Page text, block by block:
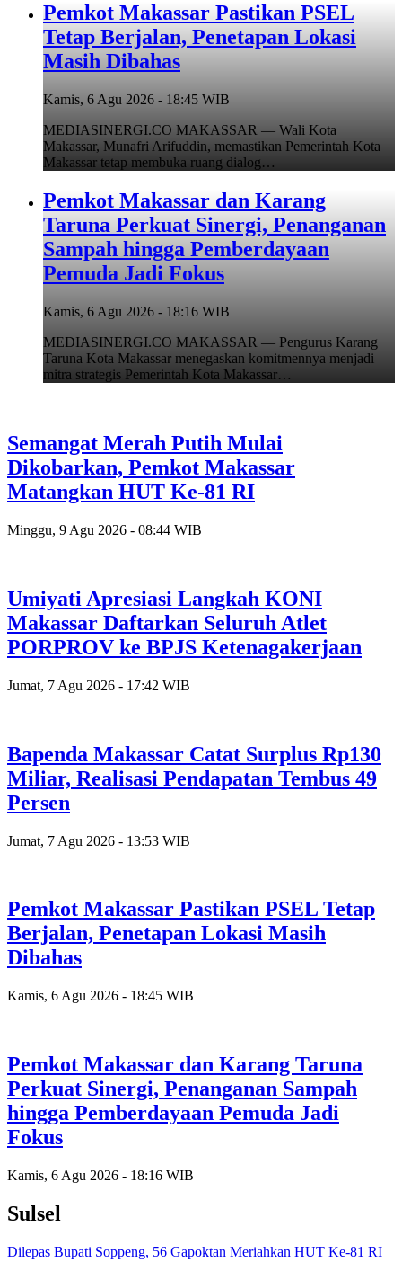
Pemkot Makassar Pastikan PSEL
Tetap Berjalan, Penetapan Lokasi
Masih Dibahas
Kamis, 6 Agu 2026 - 18:45 WIB
MEDIASINERGI.CO MAKASSAR — Wali Kota
Makassar, Munafri Arifuddin, memastikan Pemerintah Kota
Makassar tetap membuka ruang dialog…
Pemkot Makassar dan Karang
Taruna Perkuat Sinergi, Penanganan
Sampah hingga Pemberdayaan
Pemuda Jadi Fokus
Kamis, 6 Agu 2026 - 18:16 WIB
MEDIASINERGI.CO MAKASSAR — Pengurus Karang
Taruna Kota Makassar menegaskan komitmennya menjadi
mitra strategis Pemerintah Kota Makassar…
Semangat Merah Putih Mulai
Dikobarkan, Pemkot Makassar
Matangkan HUT Ke-81 RI
Minggu, 9 Agu 2026 - 08:44 WIB
Umiyati Apresiasi Langkah KONI
Makassar Daftarkan Seluruh Atlet
PORPROV ke BPJS Ketenagakerjaan
Jumat, 7 Agu 2026 - 17:42 WIB
Bapenda Makassar Catat Surplus Rp130
Miliar, Realisasi Pendapatan Tembus 49
Persen
Jumat, 7 Agu 2026 - 13:53 WIB
Pemkot Makassar Pastikan PSEL Tetap
Berjalan, Penetapan Lokasi Masih
Dibahas
Kamis, 6 Agu 2026 - 18:45 WIB
Pemkot Makassar dan Karang Taruna
Perkuat Sinergi, Penanganan Sampah
hingga Pemberdayaan Pemuda Jadi
Fokus
Kamis, 6 Agu 2026 - 18:16 WIB
Sulsel
Dilepas Bupati Soppeng, 56 Gapoktan Meriahkan HUT Ke-81 RI